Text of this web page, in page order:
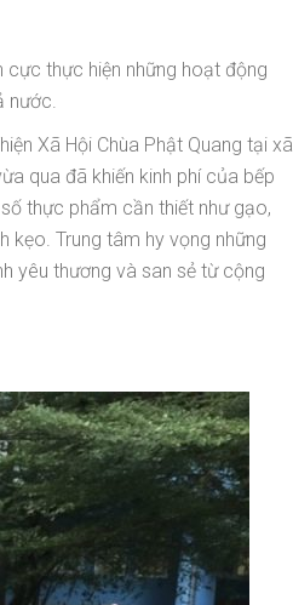
thực hiện những hoạt động
nước.
Xã Hội Chùa Phật Quang tại xã
qua đã khiến kinh phí của bếp
thực phẩm cần thiết như gạo,
kẹo. Trung tâm hy vọng những
yêu thương và san sẻ từ cộng